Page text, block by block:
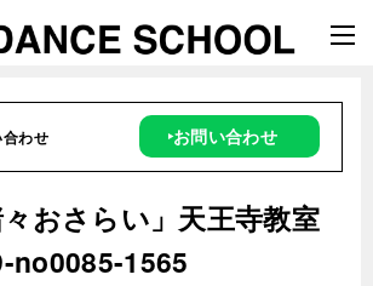
わせ ‣お問い合わせ
おさらい」天王寺教室
­no0085-­1565